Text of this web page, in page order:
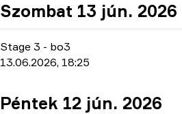
Szombat 13 jún. 2026
Stage 3 - bo3
13.06.2026, 18:25
Péntek 12 jún. 2026